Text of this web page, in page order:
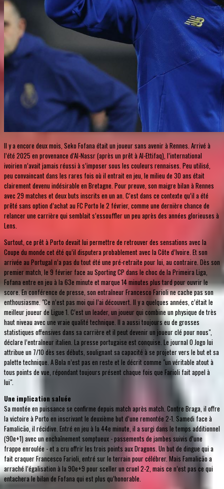
Il y a encore deux mois, Seko Fofana était un joueur sans avenir à Rennes. Arrivé à
l’été 2025 en provenance d’Al-Nassr (après un prêt à Al-Ettifaq), l’international
ivoirien n’avait jamais réussi à s’imposer sous les couleurs rennaises. Peu utilisé,
peu convaincant dans les rares fois où il entrait en jeu, le milieu de 30 ans était
clairement devenu indésirable en Bretagne. Pour preuve, son maigre bilan à Rennes
avec 29 matches et deux buts inscrits en un an. C’est dans ce contexte qu’il a été
prêté sans option d’achat au FC Porto le 2 février, comme une dernière chance de
relancer une carrière qui semblait s’essouffler un peu après des années glorieuses à
Lens.
Surtout, ce prêt à Porto devait lui permettre de retrouver des sensations avec la
Coupe du monde cet été qu’il disputera probablement avec la Côte d’Ivoire. Et son
arrivée au Portugal n’a pas du tout été une pré-retraite pour lui, au contraire. Dès son
premier match, le 9 février face au Sporting CP dans le choc de la Primeira Liga,
Fofana entre en jeu à la 63e minute et marque 14 minutes plus tard pour ouvrir le
score. En conférence de presse, son entraîneur Francesco Farioli ne cache pas son
enthousiasme. "Ce n’est pas moi qui l’ai découvert. Il y a quelques années, c’était le
meilleur joueur de Ligue 1. C’est un leader, un joueur qui combine un physique de très
haut niveau avec une vraie qualité technique. Il a aussi toujours eu de grosses
statistiques offensives dans sa carrière et il peut devenir un joueur clé pour nous",
déclare l’entraîneur italien. La presse portugaise est conquise. Le journal O Jogo lui
attribue un 7/10 dès ses débuts, soulignant sa capacité à se projeter vers le but et sa
palette technique. A Bola n’est pas en reste et le décrit comme "un véritable atout à
tous points de vue, répondant toujours présent chaque fois que Farioli fait appel à
lui".
Une implication saluée
Sa montée en puissance se confirme depuis match après match. Contre Braga, il offre
la victoire à Porto en inscrivant le deuxième but d’une remontée 2-1. Samedi face à
Famalicão, il récidive. Entré en jeu à la 44e minute, il a surgi dans le temps additionnel
(90e+1) avec un enchaînement somptueux - passements de jambes suivis d’une
frappe enroulée - et a cru offrir les trois points aux Dragons. Un but de dingue qui a
fait craquer Francesco Farioli, entré sur le terrain pour célébrer. Mais Famalicão a
arraché l’égalisation à la 90e+9 pour sceller un cruel 2-2, mais ce n’est pas ce qui
entachera le bilan de Fofana qui est plus qu’honorable.